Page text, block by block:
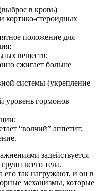
в кровь)
кортико-стероидных
положение для
веществ;
сжигает больше
системы (укрепление
уровень гормонов
“волчий” аппетит;
задействуется
всего тела.
его так нагружают, и он в
механизмы, которые